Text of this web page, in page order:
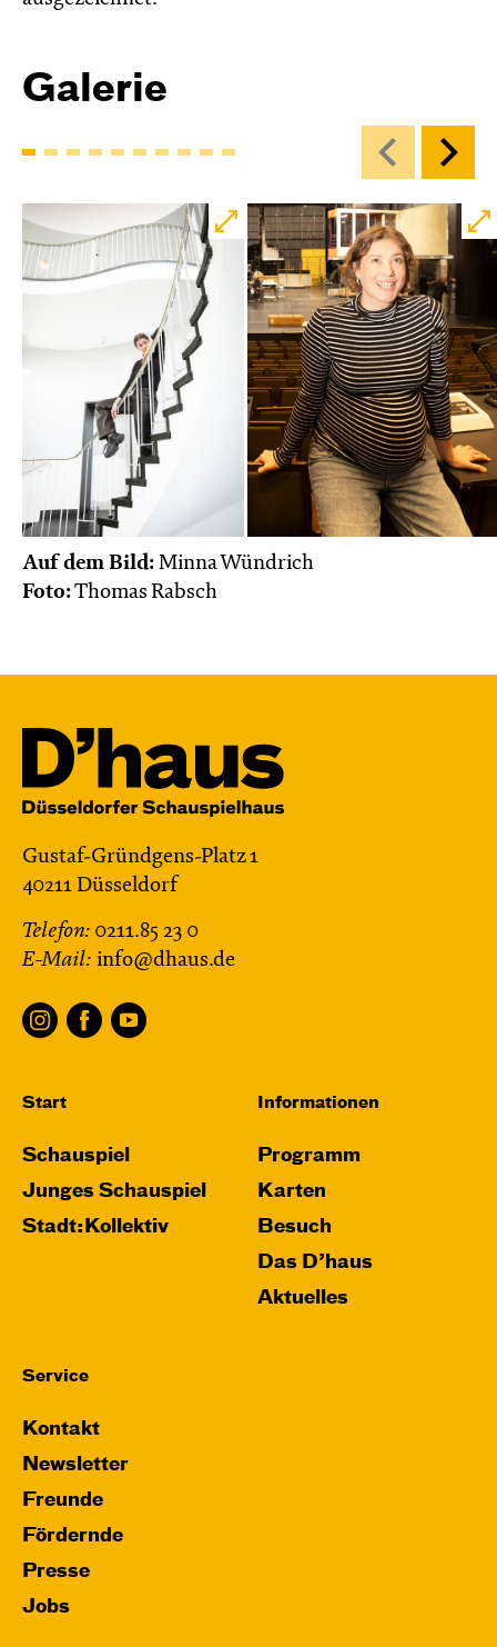
Galerie
Auf dem Bild: Minna Wündrich
Foto:Thomas Rabsch
Gustaf-Gründgens-Platz 1
40211 Düsseldorf
Telefon: 0211.85 23 0
E-Mail: info@dhaus.de
Start
Schauspiel
Junges Schauspiel
Stadt:Kollektiv
Informationen
Programm
Karten
Besuch
Das D’haus
Aktuelles
Service
Kontakt
Newsletter
Freunde
Fördernde
Presse
Jobs